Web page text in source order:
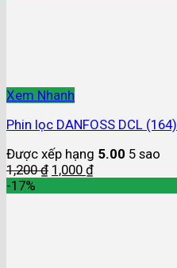
Xem Nhanh
Phin lọc DANFOSS DCL (164)
Được xếp hạng 5.00 5 sao
1,200₫ 1,000 ₫
-17%